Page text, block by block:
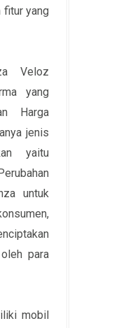
yang
Veloz
yang
Harga
jenis
yaitu
untuk
para
mobil